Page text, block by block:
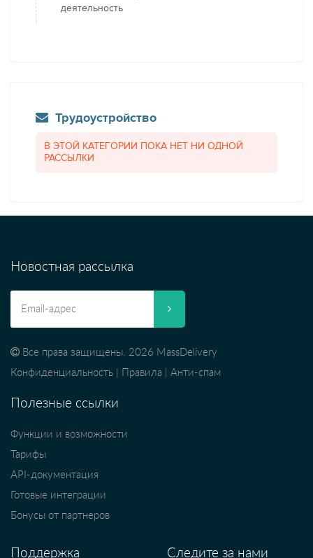
деятельность
Трудоустройство
В ЭТОЙ КАТЕГОРИИ ПОКА НЕТ НИ ОДНОЙ
РАССЫЛКИ
Новостная рассылка
Все права защищены. 2026 MassDelivery
Конфиденциальность
Правила Анти-спам
Полезные ссылки
Функции и возможности
Тарифы
API-документация
Готовые интеграции
Бонусы от партнеров
Поддержка Следите за нами